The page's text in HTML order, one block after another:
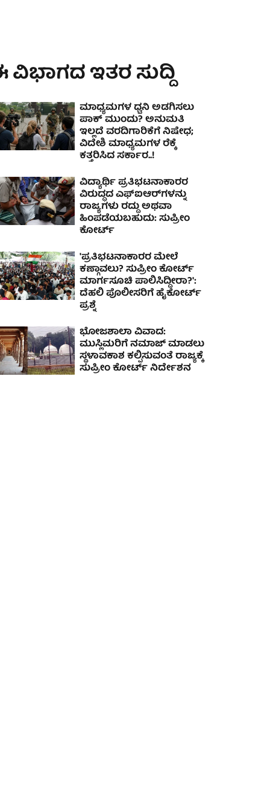
ವಿಭಾಗದ ಇತರ ಸುದ್ದಿ
ಮಾಧ್ಯಮಗಳ ಧ್ವನಿ ಅಡಗಿಸಲು
ಪಾಕ್‌ ಮುಂದು? ಅನುಮತಿ
ಇಲ್ಲದೆ ವರದಿಗಾರಿಕೆಗೆ ನಿಷೇಧ;
ವಿದೇಶಿ ಮಾಧ್ಯಮಗಳ ರೆಕ್ಕೆ
ಕತ್ತರಿಸಿದ ಸರ್ಕಾರ..!
ವಿದ್ಯಾರ್ಥಿ ಪ್ರತಿಭಟನಾಕಾರರ
ವಿರುದ್ಧದ ಎಫ್‌ಐಆರ್‌ಗಳನ್ನು
ರಾಜ್ಯಗಳು ರದ್ದು ಅಥವಾ
ಹಿಂಪಡೆಯಬಹುದು: ಸುಪ್ರೀಂ
ಕೋರ್ಟ್
'ಪ್ರತಿಭಟನಾಕಾರರ ಮೇಲೆ
ಕಣ್ಗಾವಲು? ಸುಪ್ರೀಂ ಕೋರ್ಟ್
ಮಾರ್ಗಸೂಚಿ ಪಾಲಿಸಿದ್ದೀರಾ?':
ದೆಹಲಿ ಪೊಲೀಸರಿಗೆ ಹೈಕೋರ್ಟ್
ಪ್ರಶ್ನೆ
ಭೋಜಶಾಲಾ ವಿವಾದ:
ಮುಸ್ಲಿಮರಿಗೆ ನಮಾಜ್ ಮಾಡಲು
ಸ್ಥಳಾವಕಾಶ ಕಲ್ಪಿಸುವಂತೆ ರಾಜ್ಯಕ್ಕೆ
ಸುಪ್ರೀಂ ಕೋರ್ಟ್ ನಿರ್ದೇಶನ